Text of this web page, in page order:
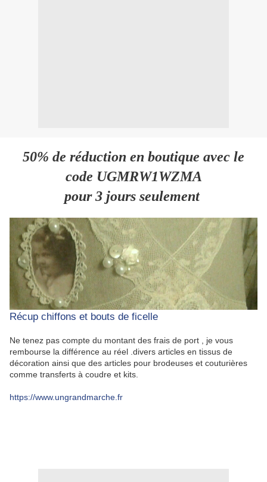
50% de réduction en boutique avec le
code UGMRW1WZMA
pour 3 jours seulement
Récup chiffons et bouts de ficelle
Ne tenez pas compte du montant des frais de port , je vous
rembourse la différence au réel .divers articles en tissus de
décoration ainsi que des articles pour brodeuses et couturières
comme transferts à coudre et kits.
https://www.ungrandmarche.fr